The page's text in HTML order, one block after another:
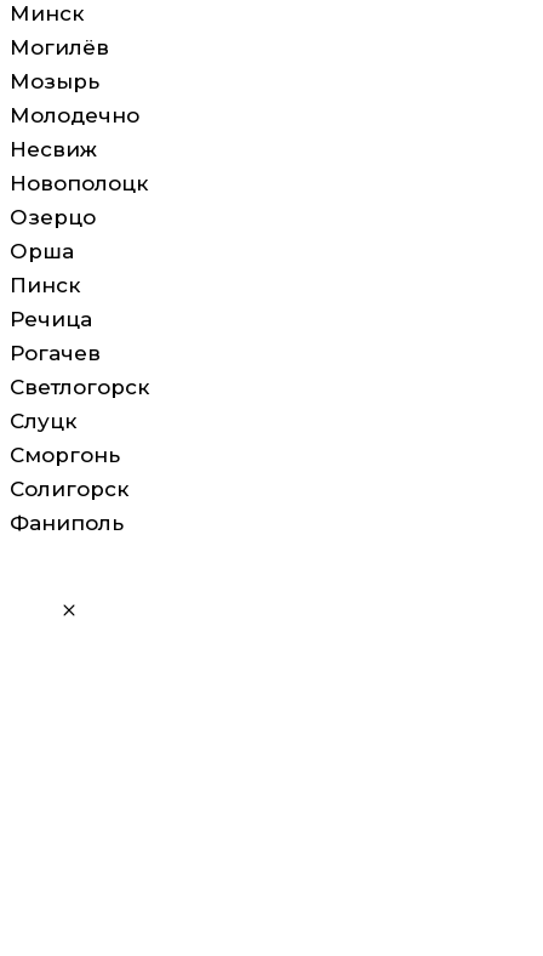
Минск
Могилёв
Мозырь
Молодечно
Несвиж
Новополоцк
Озерцо
Орша
Пинск
Речица
Рогачев
Светлогорск
Слуцк
Сморгонь
Солигорск
Фаниполь